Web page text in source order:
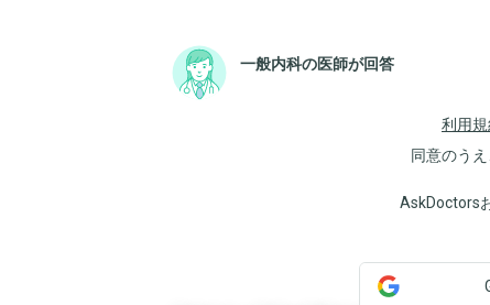
一般内科の医師が回答
利用規
同意のう
AskDoctors